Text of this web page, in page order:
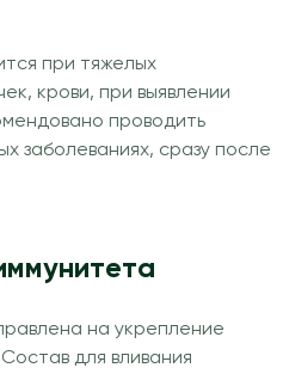
при тяжелых
крови, при выявлении
проводить
заболеваниях, сразу после
на укрепление
для вливания